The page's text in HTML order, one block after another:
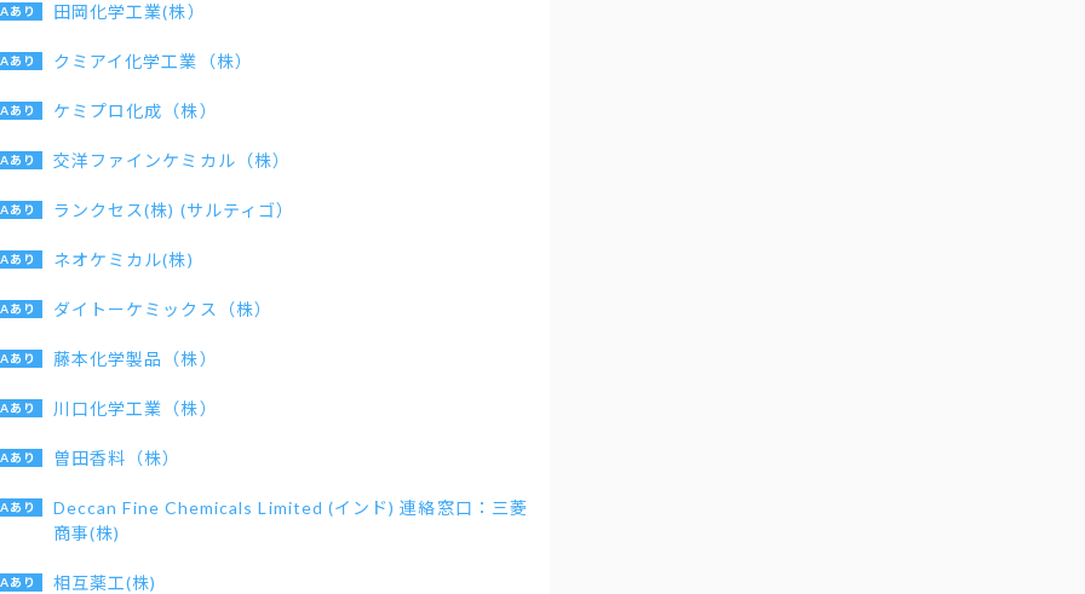
田岡化学工業(株）
クミアイ化学工業（株）
ケミプロ化成（株）
交洋ファインケミカル（株）
ランクセス(株) (サルティゴ）
ネオケミカル(株)
ダイトーケミックス（株）
藤本化学製品（株）
川口化学工業（株）
曽田香料（株）
Deccan Fine Chemicals Limited (インド) 連絡窓口：三菱
商事(株)
相互薬工(株)